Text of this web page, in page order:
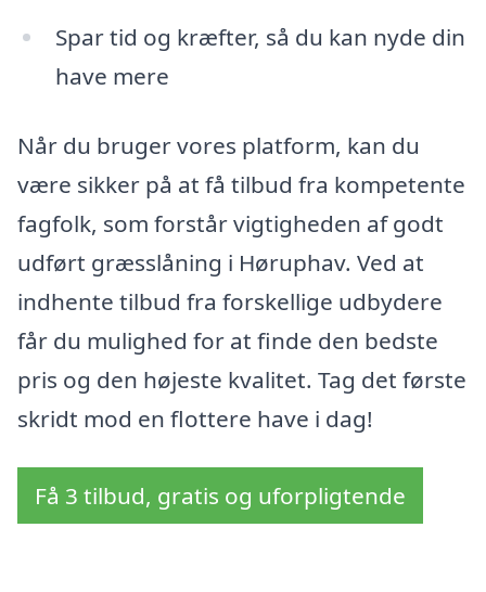
Spar tid og kræfter, så du kan nyde din
have mere
Når du bruger vores platform, kan du
være sikker på at få tilbud fra kompetente
fagfolk, som forstår vigtigheden af godt
udført græsslåning i Høruphav. Ved at
indhente tilbud fra forskellige udbydere
får du mulighed for at finde den bedste
pris og den højeste kvalitet. Tag det første
skridt mod en flottere have i dag!
Få 3 tilbud, gratis og uforpligtende